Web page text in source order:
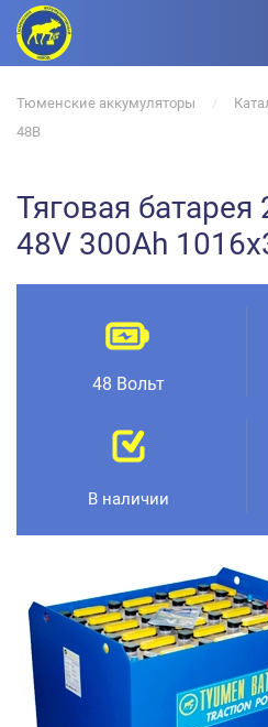
Тюменские аккумуляторы
48В
Тяговая батарея
48V 300Ah
48 Вольт
В наличии